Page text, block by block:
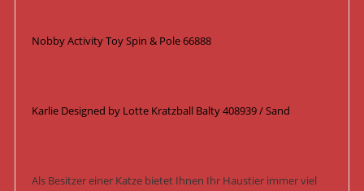
Nobby Activity Toy Spin & Pole 66888
Karlie Designed by Lotte Kratzball Balty 408939 / Sand
Als Besitzer einer Katze bietet Ihnen Ihr Haustier immer viel